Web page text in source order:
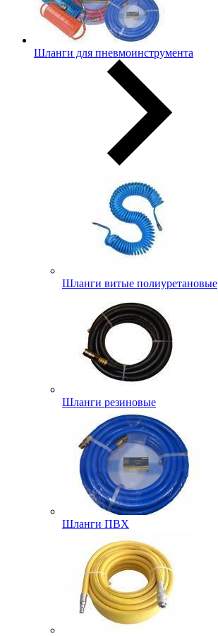
Шланги для пневмоинструмента
Шланги витые полиуретановые
Шланги резиновые
Шланги ПВХ